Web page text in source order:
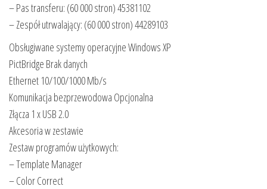
– Pas transferu: (60 000 stron) 45381102
– Zespół utrwalający: (60 000 stron) 44289103
Obsługiwane systemy operacyjne Windows XP
PictBridge Brak danych
Ethernet 10/100/1000 Mb/s
Komunikacja bezprzewodowa Opcjonalna
Złącza 1 x USB 2.0
Akcesoria w zestawie
Zestaw programów użytkowych:
– Template Manager
– Color Correct